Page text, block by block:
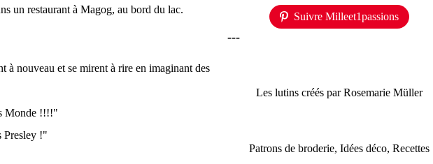
un restaurant à Magog, au bord du lac.
à nouveau et se mirent à rire en imaginant des
Monde !!!!"
Presley !"
Suivre Milleet1passions
---
Les lutins créés par Rosemarie Müller
Patrons de broderie, Idées déco, Recettes